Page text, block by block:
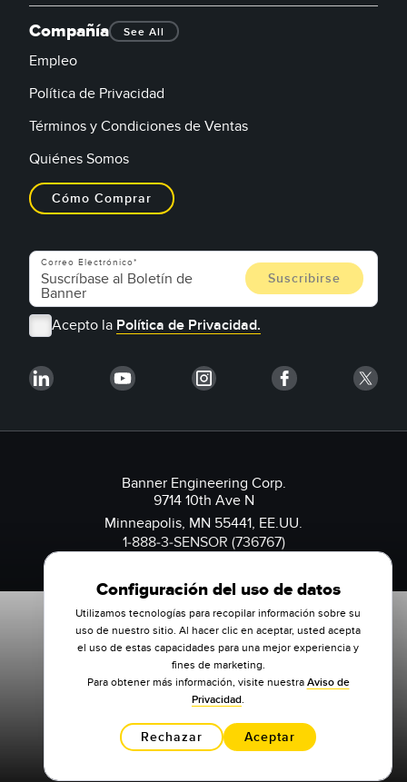
Compañía See All
Empleo
Política de Privacidad
Términos y Condiciones de Ventas
Quiénes Somos
Cómo Comprar
Correo Electrónico
Acepto la Política de Privacidad.
Banner Engineering Corp.
9714 10th Ave N
Minneapolis, MN 55441, EE.UU.
1-888-3-SENSOR (736767)
Configuración del uso de datos
Utilizamos tecnologías para recopilar información sobre su
uso de nuestro sitio. Al hacer clic en aceptar, usted acepta
el uso de estas capacidades para una mejor experiencia y
fines de marketing.
Para obtener más información, visite nuestra Aviso de
Privacidad.
Rechazar Aceptar